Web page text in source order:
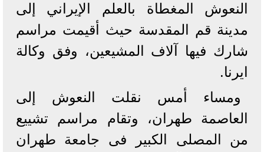
النعوش المغطاة بالعلم الإيراني إلى
مدينة قم المقدسة حيث أقيمت مراسم
شارك فيها آلاف المشيعين، وفق وكالة
ايرنا.
ومساء أمس نقلت النعوش إلى
العاصمة طهران، وتقام مراسم تشييع
من المصلى الكبير فى جامعة طهران